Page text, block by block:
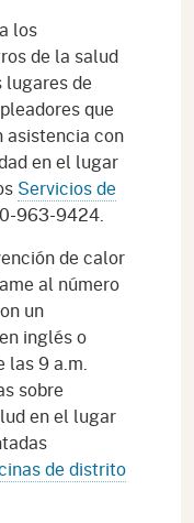
los
de la salud
lugares de
que
asistencia con
en el lugar
Servicios de
963-9424.
de calor
al número
un
inglés o
las 9 a.m.
sobre
en el lugar
de distrito